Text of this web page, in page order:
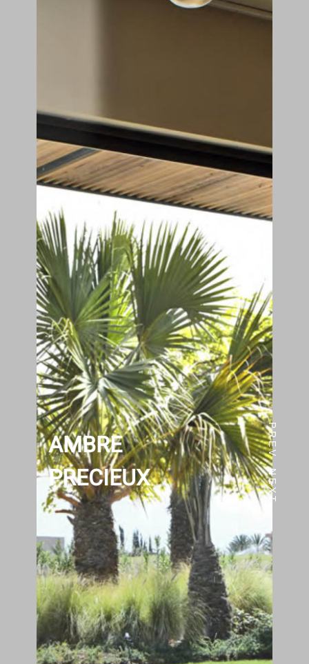
PREV
NEXT
AMBRE
PRECIEUX